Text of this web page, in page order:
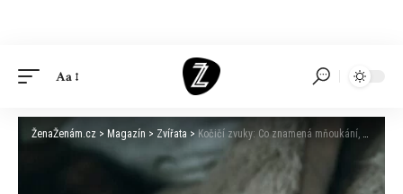
Aa
ŽenaŽenám.cz > Magazín > Zvířata >Kočičí zvuky: Co znamená mňoukání, vrnění, syčení a další?